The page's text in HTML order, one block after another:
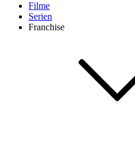
Filme
Serien
Franchise